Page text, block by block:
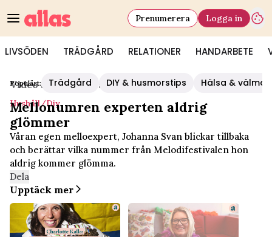
LIVSÖDEN TRÄDGÅRD RELATIONER HANDARBETE
Prenumerera Logga in
Populärt: Trädgård DIY & husmorstips Hälsa &
Video Start/Hushåll/diy
Hushåll/diy
Mellonumren experten aldrig
glömmer
Våran egen melloexpert, Johanna Svan blickar tillbaka
och berättar vilka nummer från Melodifestivalen hon
aldrig kommer glömma.
Dela
Upptäck mer